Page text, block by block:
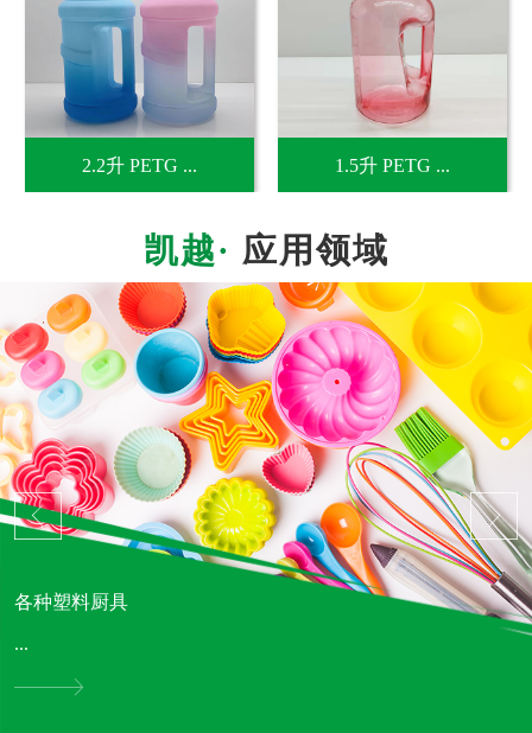
2.2升 PETG ... 1.5升 PETG ...
应用领域
各种塑料厨具
...